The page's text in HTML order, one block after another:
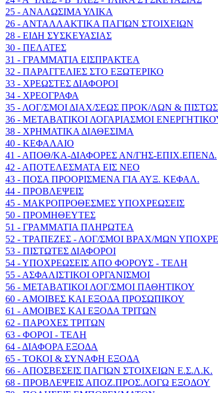
25 - ΑΝΑΛΩΣΙΜΑ ΥΛΙΚΑ
26 - ΑΝΤΑΛΛΑΚΤΙΚΑ ΠΑΓΙΩΝ ΣΤΟΙΧΕΙΩΝ
28 - ΕΙΔΗ ΣΥΣΚΕΥΑΣΙΑΣ
30 - ΠΕΛΑΤΕΣ
31 - ΓΡΑΜΜΑΤΙΑ ΕΙΣΠΡΑΚΤΕΑ
32 - ΠΑΡΑΓΓΕΛΙΕΣ ΣΤΟ ΕΞΩΤΕΡΙΚΟ
33 - ΧΡΕΩΣΤΕΣ ΔΙΑΦΟΡΟΙ
34 - ΧΡΕΟΓΡΑΦΑ
35 - ΛΟΓ/ΣΜΟΙ ΔΙΑΧ/ΣΕΩΣ ΠΡΟΚ/ΛΩΝ &
36 - ΜΕΤΑΒΑΤΙΚΟΙ ΛΟΓΑΡΙΑΣΜΟΙ
38 - ΧΡΗΜΑΤΙΚΑ ΔΙΑΘΕΣΙΜΑ
40 - ΚΕΦΑΛΑΙΟ
41 - ΑΠΟΘ/ΚΑ-ΔΙΑΦΟΡΕΣ ΑΝ/ΓΗΣ-ΕΠΙΧ.ΕΠΕΝΔ.
42 - ΑΠΟΤΕΛΕΣΜΑΤΑ ΕΙΣ ΝΕΟ
43 - ΠΟΣΑ ΠΡΟΟΡΙΣΜΕΝΑ ΓΙΑ ΑΥΞ. ΚΕΦΑΛ.
44 - ΠΡΟΒΛΕΨΕΙΣ
45 - ΜΑΚΡΟΠΡΟΘΕΣΜΕΣ ΥΠΟΧΡΕΩΣΕΙΣ
50 - ΠΡΟΜΗΘΕΥΤΕΣ
51 - ΓΡΑΜΜΑΤΙΑ ΠΛΗΡΩΤΕΑ
52 - ΤΡΑΠΕΖΕΣ - ΛΟΓ/ΣΜΟΙ ΒΡΑΧ/ΜΩΝ
53 - ΠΙΣΤΩΤΕΣ ΔΙΑΦΟΡΟΙ
54 - ΥΠΟΧΡΕΩΣΕΙΣ ΑΠΟ ΦΟΡΟΥΣ - ΤΕΛΗ
55 - ΑΣΦΑΛΙΣΤΙΚΟΙ ΟΡΓΑΝΙΣΜΟΙ
56 - ΜΕΤΑΒΑΤΙΚΟΙ ΛΟΓ/ΣΜΟΙ ΠΑΘΗΤΙΚΟΥ
60 - ΑΜΟΙΒΕΣ ΚΑΙ ΕΞΟΔΑ ΠΡΟΣΩΠΙΚΟΥ
61 - ΑΜΟΙΒΕΣ ΚΑΙ ΕΞΟΔΑ ΤΡΙΤΩΝ
62 - ΠΑΡΟΧΕΣ ΤΡΙΤΩΝ
63 - ΦΟΡΟΙ - ΤΕΛΗ
64 - ΔΙΑΦΟΡΑ ΕΞΟΔΑ
65 - ΤΟΚΟΙ & ΣΥΝΑΦΗ ΕΞΟΔΑ
66 - ΑΠΟΣΒΕΣΕΙΣ ΠΑΓΙΩΝ ΣΤΟΙΧΕΙΩΝ Ε.Σ.Λ.Κ.
68 - ΠΡΟΒΛΕΨΕΙΣ ΑΠΟΖ.ΠΡΟΣ.ΛΟΓΩ ΕΞΟΔΟΥ